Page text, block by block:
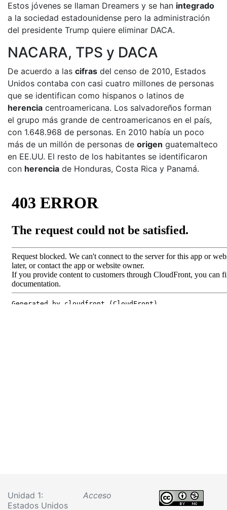
Estos jóvenes se llaman Dreamers y se han integrado
a la sociedad estadounidense pero la administración
del presidente Trump quiere eliminar DACA.
NACARA, TPS y DACA
De acuerdo a las cifras del censo de 2010, Estados
Unidos contaba con casi cuatro millones de personas
que se identifican como hispanos o latinos de
herencia centroamericana. Los salvadoreños forman
el grupo más grande de centroamericanos en el país,
con 1.648.968 de personas. En 2010 había un poco
más de un millón de personas de origen guatemalteco
en EE.UU. El resto de los habitantes se identificaron
con herencia de Honduras, Costa Rica y Panamá.
Unidad 1:
Estados Unidos
Acceso